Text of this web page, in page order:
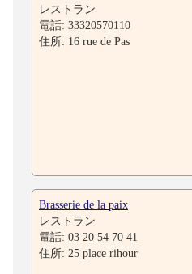
レストラン
電話: 33320570110
住所: 16 rue de Pas
Brasserie de la paix
レストラン
電話: 03 20 54 70 41
住所: 25 place rihour